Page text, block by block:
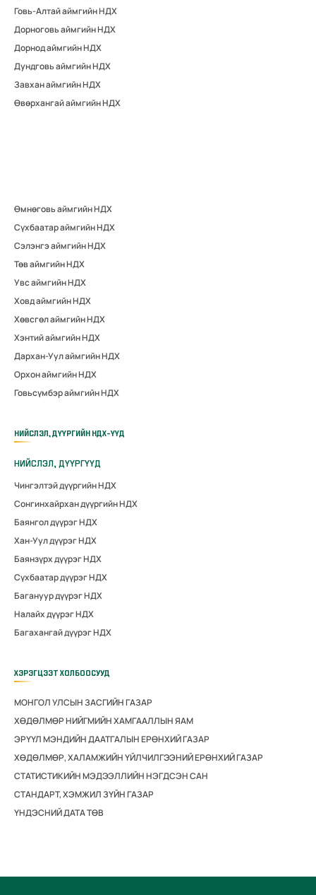
Говь-Алтай аймгийн НДХ
Дорноговь аймгийн НДХ
Дорнод аймгийн НДХ
Дундговь аймгийн НДХ
Завхан аймгийн НДХ
Өвөрхангай аймгийн НДХ
Өмнөговь аймгийн НДХ
Сүхбаатар аймгийн НДХ
Сэлэнгэ аймгийн НДХ
Төв аймгийн НДХ
Увс аймгийн НДХ
Ховд аймгийн НДХ
Хөвсгөл аймгийн НДХ
Хэнтий аймгийн НДХ
Дархан-Уул аймгийн НДХ
Орхон аймгийн НДХ
Говьсүмбэр аймгийн НДХ
НИЙСЛЭЛ, ДҮҮРГИЙН НДХ-ҮҮД
НИЙСЛЭЛ, ДҮҮРГҮҮД
Чингэлтэй дүүргийн НДХ
Сонгинхайрхан дүүргийн НДХ
Баянгол дүүрэг НДХ
Хан-Уул дүүрэг НДХ
Баянзүрх дүүрэг НДХ
Сүхбаатар дүүрэг НДХ
Багануур дүүрэг НДХ
Налайх дүүрэг НДХ
Багахангай дүүрэг НДХ
ХЭРЭГЦЭЭТ ХОЛБООСУУД
МОНГОЛ УЛСЫН ЗАСГИЙН ГАЗАР
ХӨДӨЛМӨР НИЙГМИЙН ХАМГААЛЛЫН ЯАМ
ЭРҮҮЛ МЭНДИЙН ДААТГАЛЫН ЕРӨНХИЙ ГАЗАР
ХӨДӨЛМӨР, ХАЛАМЖИЙН ҮЙЛЧИЛГЭЭНИЙ ЕРӨНХИЙ ГАЗАР
СТАТИСТИКИЙН МЭДЭЭЛЛИЙН НЭГДСЭН САН
СТАНДАРТ, ХЭМЖИЛ ЗҮЙН ГАЗАР
ҮНДЭСНИЙ ДАТА ТӨВ